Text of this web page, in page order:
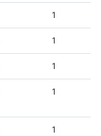
1
1
1
1
1